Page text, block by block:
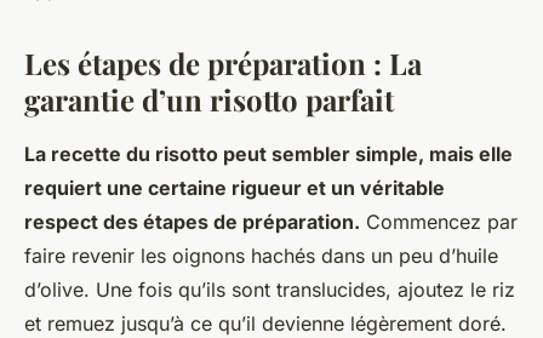
Les étapes de préparation : La
garantie d’un risotto parfait
La recette du risotto peut sembler simple, mais elle
requiert une certaine rigueur et un véritable
respect des étapes de préparation. Commencez par
faire revenir les oignons hachés dans un peu d’huile
d’olive. Une fois qu’ils sont translucides, ajoutez le riz
et remuez jusqu’à ce qu’il devienne légèrement doré.